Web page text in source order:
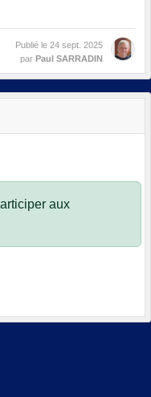
Publié le 24 sept. 2025
par Paul SARRADIN
aux